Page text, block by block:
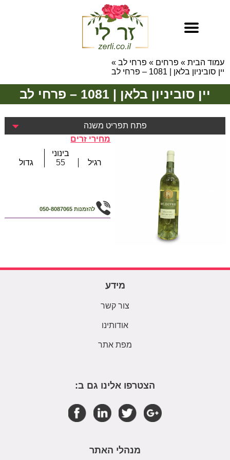
עמוד הבית » פרחים » פרחי לב »
יין סוביניון בלאן | 1081 – פרחי לב
יין סוביניון בלאן | 1081 – פרחי לב
פתח תפריט משנה
מחירי זרים
רגיל
בינוני
55
גדול
להזמנות 050-8087065
מידע
צור קשר
אודותינו
מפת אתר
הצטרפו אלינו גם ב:
מנהלי האתר